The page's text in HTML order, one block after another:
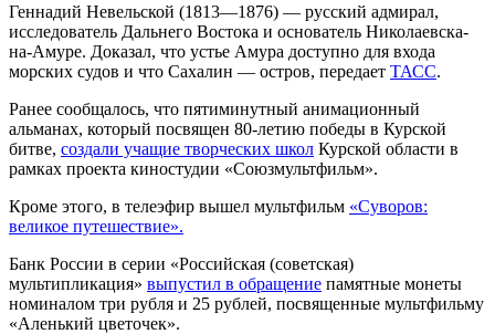
Геннадий Невельской (1813—1876) — русский адмирал,
исследователь Дальнего Востока и основатель Николаевска-
на-Амуре. Доказал, что устье Амура доступно для входа
морских судов и что Сахалин — остров, передает ТАСС.
Ранее сообщалось, что пятиминутный анимационный
альманах, который посвящен 80-летию победы в Курской
битве, создали учащие творческих школ Курской области в
рамках проекта киностудии «Союзмультфильм».
Кроме этого, в телеэфир вышел мультфильм «Суворов:
великое путешествие».
Банк России в серии «Российская (советская)
мультипликация» выпустил в обращение памятные монеты
номиналом три рубля и 25 рублей, посвященные мультфильму
«Аленький цветочек».